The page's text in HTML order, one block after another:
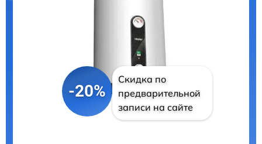
-20%
Скидка по
предварительной
записи на сайте